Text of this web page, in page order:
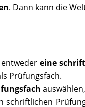
. Dann kann die
eine
Prüfungsfach.
schriftlichen